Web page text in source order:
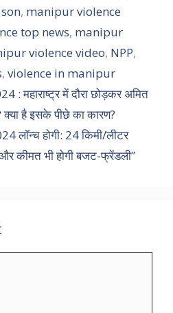
, manipur violence
top news, manipur
violence video, NPP,
, violence in manipur
महाराष्ट्र में दौरा छोड़कर अमित
क्या है इसके पीछे का कारण?
लॉन्च होगी: 24 किमी/लीटर
कीमत भी होगी बजट-फ्रेंडली”